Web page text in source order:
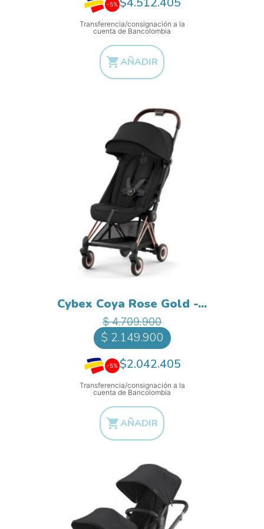
-5%
Transferencia/consignación a la
cuenta de Bancolombia
AÑADIR
Cybex Coya Rose Gold -...
Precio base
$ 4.709.900
$ 2.149.900
-5% $2.042.405
Transferencia/consignación a la
cuenta de Bancolombia
AÑADIR